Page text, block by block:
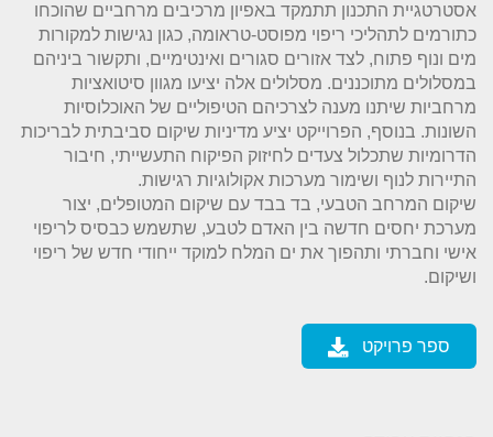
אסטרטגיית התכנון תתמקד באפיון מרכיבים מרחביים שהוכחו
כתורמים לתהליכי ריפוי מפוסט-טראומה, כגון נגישות למקורות
מים ונוף פתוח, לצד אזורים סגורים ואינטימיים, ותקשור ביניהם
במסלולים מתוכננים. מסלולים אלה יציעו מגוון סיטואציות
מרחביות שיתנו מענה לצרכיהם הטיפוליים של האוכלוסיות
השונות. בנוסף, הפרוייקט יציע מדיניות שיקום סביבתית לבריכות
הדרומיות שתכלול צעדים לחיזוק הפיקוח התעשייתי, חיבור
התיירות לנוף ושימור מערכות אקולוגיות רגישות.
שיקום המרחב הטבעי, בד בבד עם שיקום המטופלים, יצור
מערכת יחסים חדשה בין האדם לטבע, שתשמש כבסיס לריפוי
אישי וחברתי ותהפוך את ים המלח למוקד ייחודי חדש של ריפוי
ושיקום.
ספר פרויקט